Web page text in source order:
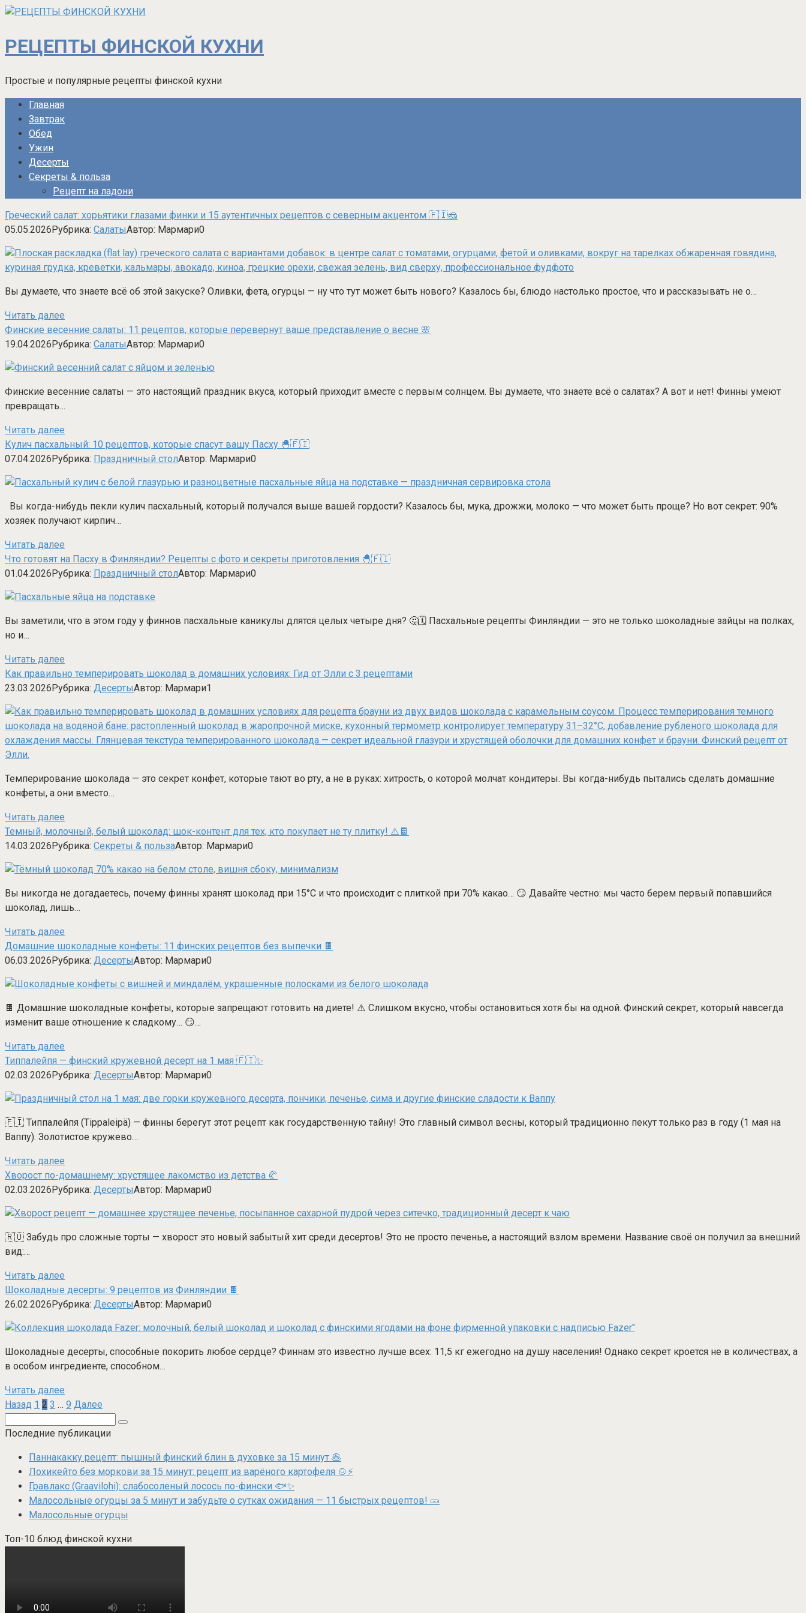
Перейти
контенту
РЕЦЕПТЫ ФИНСКОЙ КУХНИ
Простые и популярные рецепты финской кухни
Главная
Завтрак
Обед
Ужин
Десерты
Секреты & польза
Рецепт на ладони
Греческий салат: хорьятики глазами финки и 15 аутентичных рецептов с северным акцентом 🇫🇮🧀
05.05.2026Рубрика: СалатыАвтор: Мармари0
Вы думаете, что знаете всё об этой закуске? Оливки, фета, огурцы — ну что тут может быть нового? Казалось бы, блюдо настолько простое, что и рассказывать не о…
Читать далее
Финские весенние салаты: 11 рецептов, которые перевернут ваше представление о весне 🌸
19.04.2026Рубрика: СалатыАвтор: Мармари0
Финские весенние салаты — это настоящий праздник вкуса, который приходит вместе с первым солнцем. Вы думаете, что знаете всё о салатах? А вот и нет! Финны умеют
превращать…
Читать далее
Кулич пасхальный: 10 рецептов, которые спасут вашу Пасху 🐣🇫🇮
07.04.2026Рубрика: Праздничный столАвтор: Мармари0
Вы когда-нибудь пекли кулич пасхальный, который получался выше вашей гордости? Казалось бы, мука, дрожжи, молоко — что может быть проще? Но вот секрет: 90%
хозяек получают кирпич…
Читать далее
Что готовят на Пасху в Финляндии? Рецепты с фото и секреты приготовления 🐣🇫🇮
01.04.2026Рубрика: Праздничный столАвтор: Мармари0
Вы заметили, что в этом году у финнов пасхальные каникулы длятся целых четыре дня? 🤔🗓️ Пасхальные рецепты Финляндии — это не только шоколадные зайцы на полках,
но и…
Читать далее
Как правильно темперировать шоколад в домашних условиях: Гид от Элли с 3 рецептами
23.03.2026Рубрика: ДесертыАвтор: Мармари1
Темперирование шоколада — это секрет конфет, которые тают во рту, а не в руках: хитрость, о которой молчат кондитеры. Вы когда-нибудь пытались сделать домашние
конфеты, а они вместо…
Читать далее
Темный, молочный, белый шоколад: шок-контент для тех, кто покупает не ту плитку! ⚠️🍫
14.03.2026Рубрика: Секреты & пользаАвтор: Мармари0
Вы никогда не догадаетесь, почему финны хранят шоколад при 15°C и что происходит с плиткой при 70% какао… 😏 Давайте честно: мы часто берем первый попавшийся
шоколад, лишь…
Читать далее
Домашние шоколадные конфеты: 11 финских рецептов без выпечки 🍫
06.03.2026Рубрика: ДесертыАвтор: Мармари0
🍫 Домашние шоколадные конфеты, которые запрещают готовить на диете! ⚠️ Слишком вкусно, чтобы остановиться хотя бы на одной. Финский секрет, который навсегда
изменит ваше отношение к сладкому… 😏…
Читать далее
Типпалейпя — финский кружевной десерт на 1 мая 🇫🇮️✨
02.03.2026Рубрика: ДесертыАвтор: Мармари0
🇫🇮 Типпалейпя (Tippaleipä) — финны берегут этот рецепт как государственную тайну! Это главный символ весны, который традиционно пекут только раз в году (1 мая на
Ваппу). Золотистое кружево…
Читать далее
Хворост по-домашнему: хрустящее лакомство из детства 🥐
02.03.2026Рубрика: ДесертыАвтор: Мармари0
🇷🇺 Забудь про сложные торты — хворост это новый забытый хит среди десертов! Это не просто печенье, а настоящий взлом времени. Название своё он получил за внешний
вид:…
Читать далее
Шоколадные десерты: 9 рецептов из Финляндии 🍫
26.02.2026Рубрика: ДесертыАвтор: Мармари0
Шоколадные десерты, способные покорить любое сердце? Финнам это известно лучше всех: 11,5 кг ежегодно на душу населения! Однако секрет кроется не в количествах, а
в особом ингредиенте, способном…
Читать далее
Пагинация
Назад 1 2 3 … 9 Далее
Последние публикации
Паннакакку рецепт: пышный финский блин в духовке за 15 минут 🥞
Лохикейто без моркови за 15 минут: рецепт из варёного картофеля 🍲⚡
Гравлакс (Graavilohi): слабосоленый лосось по-фински 🐟✨
Малосольные огурцы за 5 минут и забудьте о сутках ожидания — 11 быстрых рецептов! 🥒
Малосольные огурцы
Топ-10 блюд финской кухни